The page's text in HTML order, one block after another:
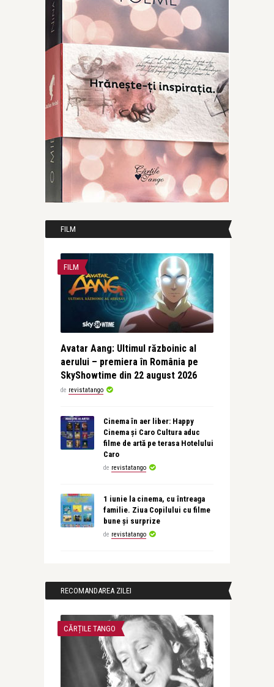
FILM
FILM
Avatar Aang: Ultimul războinic al
aerului – premiera în România pe
SkyShowtime din 22 august 2026
de revistatango
Cinema în aer liber: Happy
Cinema și Caro Cultura aduc
filme de artă pe terasa Hotelului
Caro
de revistatango
1 iunie la cinema, cu întreaga
familie. Ziua Copilului cu filme
bune și surprize
de revistatango
RECOMANDAREA ZILEI
CĂRȚILE TANGO